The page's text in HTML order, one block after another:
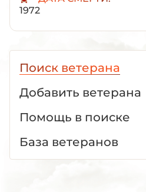
1972
Поиск ветерана
Добавить ветерана
Помощь в поиске
База ветеранов